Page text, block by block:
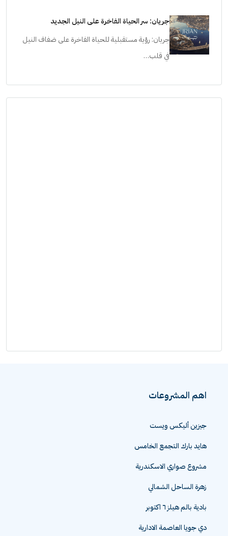
جريان: سر الحياة الفاخرة على النيل الجديد
جريان: رؤية مستقبلية للحياة الفاخرة على ضفاف النيل
في قلب…
اهم المشروعات
جيزين أليكس ويست
هايد بارك التجمع الخامس
مشروع صواري الاسكندرية
زهرة الساحل الشمالي
بادية بالم هيلز ٦ اكتوبر
دي جويا العاصمة الادارية